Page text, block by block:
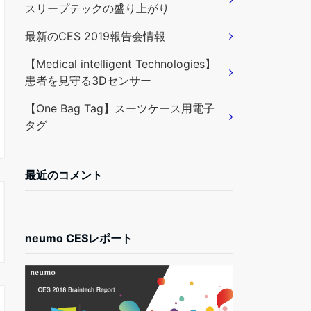
スリープテックの盛り上がり
最新のCES 2019報告会情報
【Medical intelligent Technologies】
患者を見守る3Dセンサー
【One Bag Tag】スーツケース用電子
タグ
最近のコメント
neumo CESレポート